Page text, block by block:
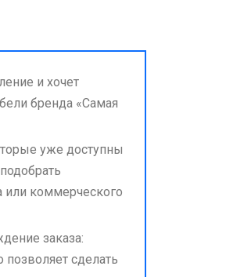
и хочет
бренда «Самая
уже доступны
или коммерческого
заказа:
сделать